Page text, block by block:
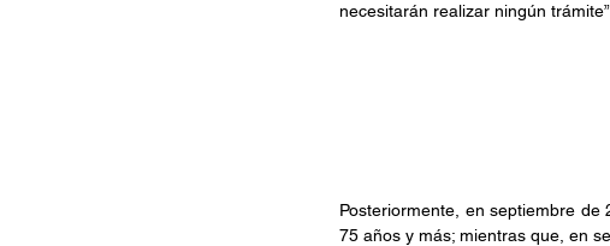
necesitarán realizar ningún
Posteriormente, en septiembre
75 años y más; mientras que, en